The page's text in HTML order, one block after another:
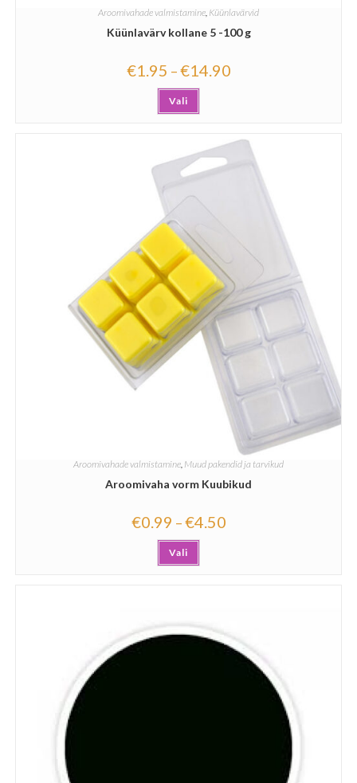
Aroomivahade valmistamine Küünlavärvid
Küünlavärv kollane 5 -100 g
€1.95 –€14.90
Vali
Aroomivahade valmistamine Muud pakendid ja tarvikud
Aroomivaha vorm Kuubikud
€0.99 –€4.50
Vali